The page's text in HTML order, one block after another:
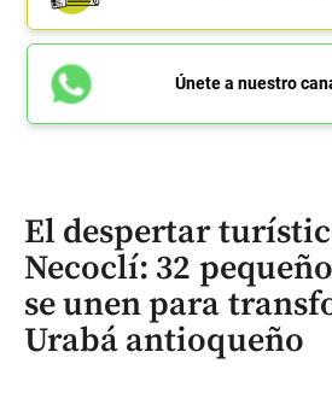
Únete a nuestro
El despertar
Necoclí: 32
se unen para
Urabá antioqueño